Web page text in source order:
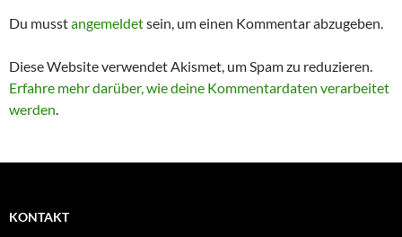
Du musstangemeldetsein, um einen Kommentar abzugeben.
Diese Website verwendet Akismet, um Spam zu reduzieren.
Erfahre mehr darüber, wie deine Kommentardaten verarbeitet
werden.
KONTAKT